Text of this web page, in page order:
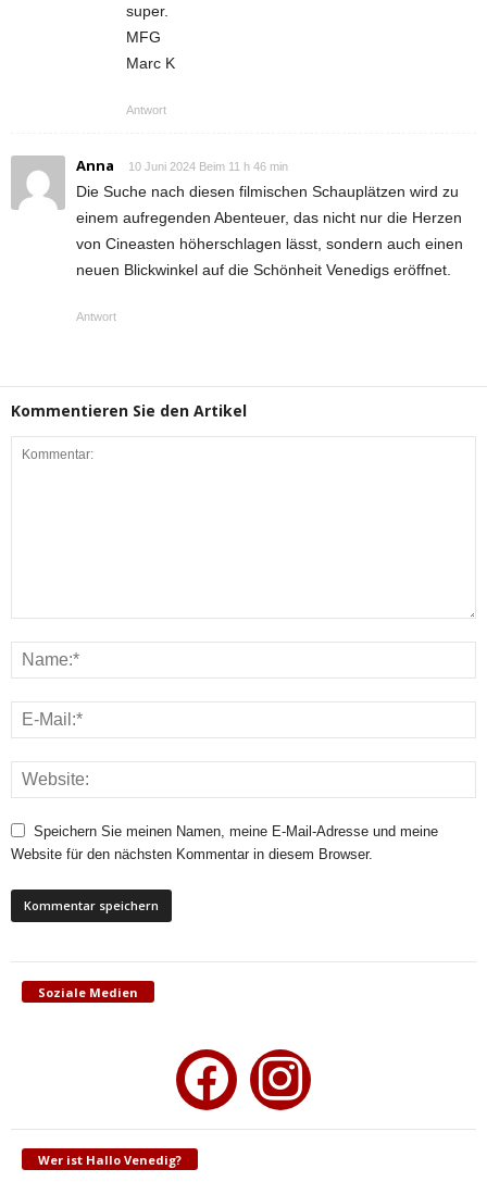
super.
MFG
Marc K
Antwort
Anna 10 Juni 2024 Beim 11 h 46 min
Die Suche nach diesen filmischen Schauplätzen wird zu
einem aufregenden Abenteuer, das nicht nur die Herzen
von Cineasten höherschlagen lässt, sondern auch einen
neuen Blickwinkel auf die Schönheit Venedigs eröffnet.
Antwort
Kommentieren Sie den Artikel
Speichern Sie meinen Namen, meine E-Mail-Adresse und meine
Website für den nächsten Kommentar in diesem Browser.
Soziale Medien
facebook instagram
Wer ist Hallo Venedig?